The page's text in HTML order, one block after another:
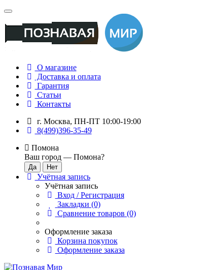
О магазине
Доставка и оплата
Гарантия
Статьи
Контакты
г. Москва, ПН-ПТ 10:00-19:00
8(499)396-35-49
Помона
Ваш город — Помона?
Учётная запись
Учётная запись
Вход / Регистрация
Закладки (0)
Сравнение товаров (0)
Оформление заказа
Корзина покупок
Оформление заказа